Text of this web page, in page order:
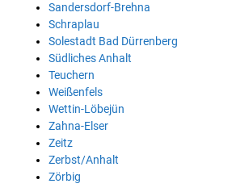
Sandersdorf-Brehna
Schraplau
Solestadt Bad Dürrenberg
Südliches Anhalt
Teuchern
Weißenfels
Wettin-Löbejün
Zahna-Elser
Zeitz
Zerbst/Anhalt
Zörbig